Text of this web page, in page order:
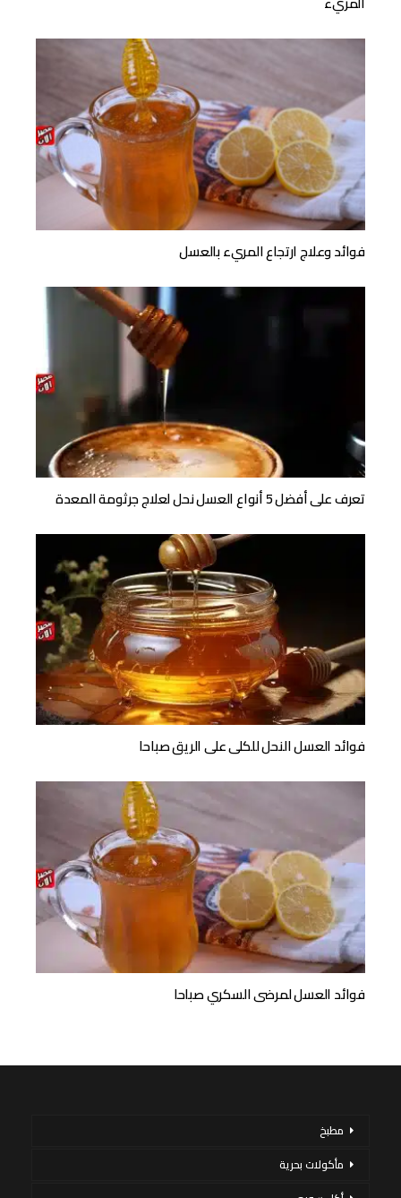
فوائد وعلاج ارتجاع المريء بالعسل
تعرف على أفضل 5 أنواع العسل نحل لعلاج جرثومة المعدة
فوائد العسل النحل للكلى على الريق صباحا
فوائد العسل لمرضى السكري صباحا
مطبخ
مأكولات بحرية